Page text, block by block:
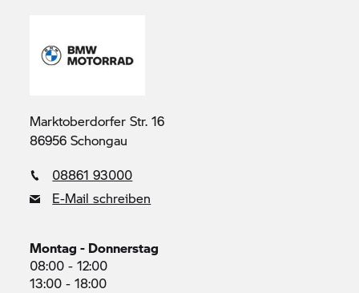
Marktoberdorfer Str. 16
86956 Schongau
08861 93000
E-Mail schreiben
Montag - Donnerstag
08:00 - 12:00
13:00 - 18:00